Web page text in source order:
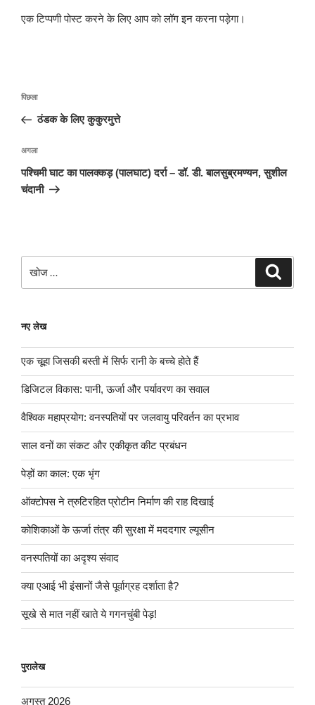
एक टिप्पणी पोस्ट करने के लिए आप कोलॉग इनकरना पड़ेगा।
पोस्ट
पिछला
पोस्ट:
पिछला
ठंडक के लिए कुकुरमुत्ते
अगली
पोस्ट
अगला
पश्चिमी घाट का पालक्कड़ (पालघाट) दर्रा – डॉ. डी. बालसुब्रमण्यन, सुशील
चंदानी
नए लेख
एक चूहा जिसकी बस्ती में सिर्फ रानी के बच्चे होते हैं
डिजिटल विकास: पानी, ऊर्जा और पर्यावरण का सवाल
वैश्विक महाप्रयोग: वनस्पतियों पर जलवायु परिवर्तन का प्रभाव
साल वनों का संकट और एकीकृत कीट प्रबंधन
पेड़ों का काल: एक भृंग
ऑक्टोपस ने त्रुटिरहित प्रोटीन निर्माण की राह दिखाई
कोशिकाओं के ऊर्जा तंत्र की सुरक्षा में मददगार ल्यूसीन
वनस्पतियों का अदृश्य संवाद
क्या एआई भी इंसानों जैसे पूर्वाग्रह दर्शाता है?
सूखे से मात नहीं खाते ये गगनचुंबी पेड़!
पुरालेख
अगस्त 2026